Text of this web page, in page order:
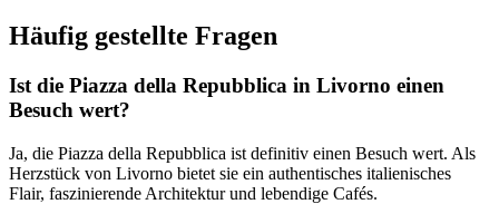
Häufig gestellte Fragen
Ist die Piazza della Repubblica in Livorno einen
Besuch wert?
Ja, die Piazza della Repubblica ist definitiv einen Besuch wert. Als
Herzstück von Livorno bietet sie ein authentisches italienisches
Flair, faszinierende Architektur und lebendige Cafés.